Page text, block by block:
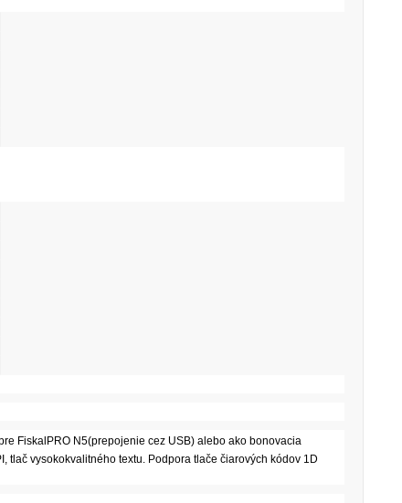
FiskalPRO N5(prepojenie cez USB) alebo ako bonovacia
tlač vysokokvalitného textu. Podpora tlače čiarových kódov 1D